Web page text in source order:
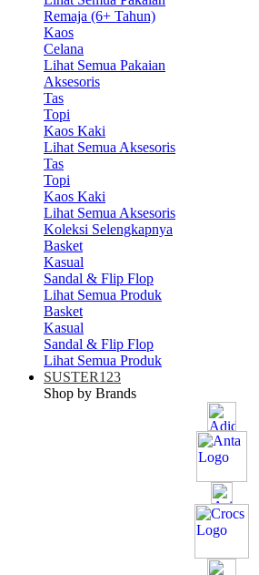
Remaja (6+ Tahun)
Kaos
Celana
Lihat Semua Pakaian
Aksesoris
Tas
Topi
Kaos Kaki
Lihat Semua Aksesoris
Tas
Topi
Kaos Kaki
Lihat Semua Aksesoris
Koleksi Selengkapnya
Basket
Kasual
Sandal & Flip Flop
Lihat Semua Produk
Basket
Kasual
Sandal & Flip Flop
Lihat Semua Produk
SUSTER123
Shop by Brands